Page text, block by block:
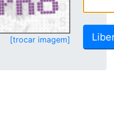
[trocar imagem]